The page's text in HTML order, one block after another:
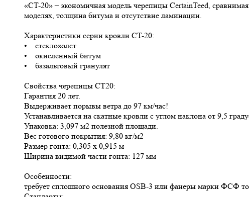
«CT-20» – экономичная модель черепицы CertainTeed,
моделях, толщина битума и отсутствие ламинации.
Характеристики серии кровли CT-20:
• стеклохолст
• окисленный битум
• базальтовый гранулят
Свойства черепицы CT20:
Гарантия 20 лет.
Выдерживает порывы ветра до 97 км/час!
Устанавливается на скатные кровли с углом наклона от 9,5
Упаковка: 3,097 м2 полезной площади.
Вес готового покрытия: 9,80 кг/м2
Размер гонта: 0,305 х 0,915 м
Ширина видимой части гонта: 127 мм
Особенности:
требует сплошного основания OSB-3 или фанеры марки ФСФ